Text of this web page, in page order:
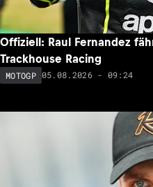
Offiziell: Raul Fernandez
Trackhouse Racing
MOTOGP 05.08.2026 - 09:24